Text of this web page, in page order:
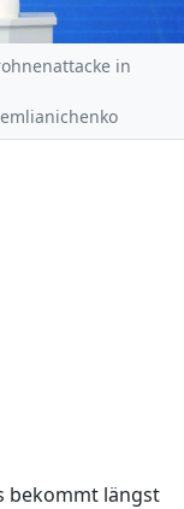
in
bekommt längst